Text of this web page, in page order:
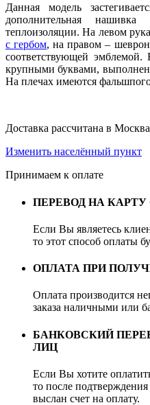
Данная модель
дополнительная
теплоизоляции. На левом
с гербом, на правом – шеврон
соответствующей
крупными буквами,
На плечах имеются
Доставка рассчитана в Москва
Изменить населённый пункт
Принимаем к оплате
ПЕРЕВОД НА
Если Вы являетесь
то этот способ оплаты
ОПЛАТА ПРИ
Оплата производится
заказа наличными или
БАНКОВСКИЙ
ЛИЦ
Если Вы хотите
то после
выслан счет на оплату.